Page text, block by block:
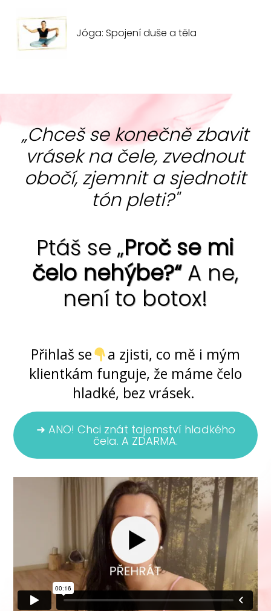
Jóga: Spojení duše a těla
„Chceš se konečně zbavit
vrásek na čele, zvednout
obočí, zjemnit a sjednotit
tón pleti?"
Ptáš se „Proč se mi
čelo nehýbe?“A ne,
není to botox!
Přihlaš se
a zjisti, co mě i mým
klientkám funguje, že máme čelo
hladké, bez vrásek.
➜ ANO! Chci znát tajemství hladkého
čela. A ZDARMA.